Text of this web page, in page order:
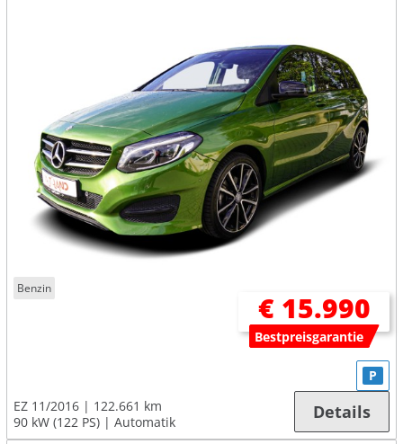
Benzin
€ 15.990
Bestpreisgarantie
EZ 11/2016
122.661 km
90 kW (122 PS)
Automatik
P
Details